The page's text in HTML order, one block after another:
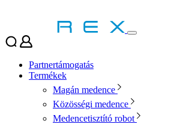
Partnertámogatás
Termékek
Magán medence
Közösségi medence
Medencetisztító robot